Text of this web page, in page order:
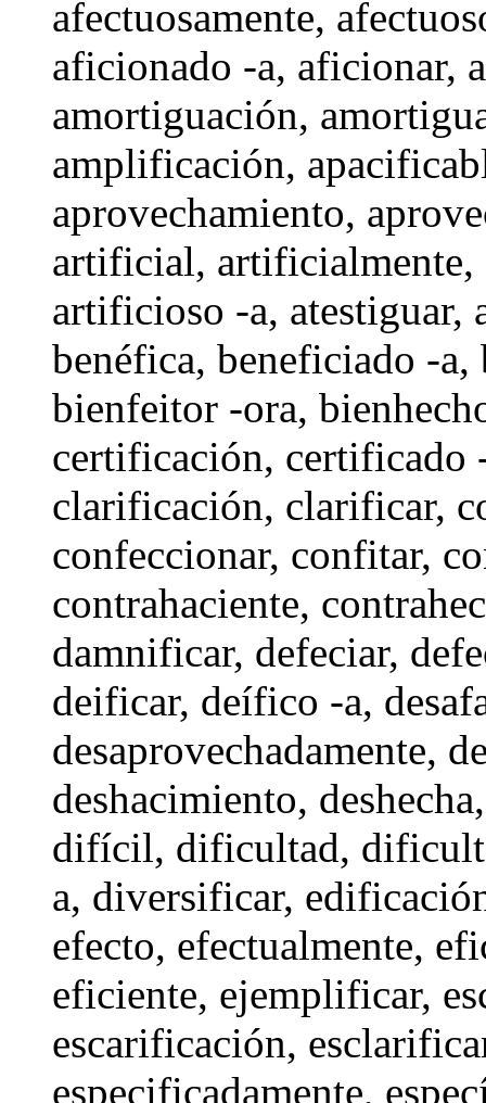
afectuosamente,
aficionado -a, aficionar,
amortiguación,
amplificación,
aprovechamiento,
artificial, artificialmente,
artificioso -a, atestiguar,
benéfica, beneficiado -a,
bienfeitor -ora,
certificación, certificado
clarificación, clarificar,
confeccionar, confitar,
contrahaciente,
damnificar, defeciar,
deificar, deífico -a,
desaprovechadamente,
deshacimiento, deshecha
difícil, dificultad,
a, diversificar,
efecto, efectualmente,
eficiente, ejemplificar,
escarificación,
especificadamente,